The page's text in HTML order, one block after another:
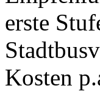
erste
Kosten